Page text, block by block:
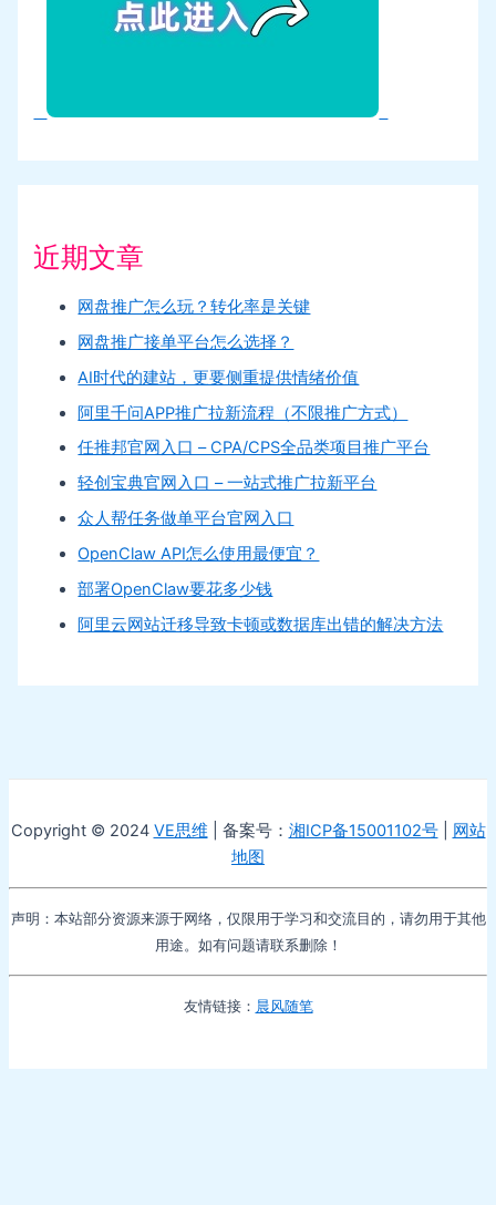
近期文章
网盘推广怎么玩？转化率是关键
网盘推广接单平台怎么选择？
AI时代的建站，更要侧重提供情绪价值
阿里千问APP推广拉新流程（不限推广方式）
任推邦官网入口 – CPA/CPS全品类项目推广平台
轻创宝典官网入口 – 一站式推广拉新平台
众人帮任务做单平台官网入口
OpenClaw API怎么使用最便宜？
部署OpenClaw要花多少钱
阿里云网站迁移导致卡顿或数据库出错的解决方法
Copyright © 2024 VE思维 | 备案号： 湘ICP备15001102号| 网站
地图
声明：本站部分资源来源于网络，仅限用于学习和交流目的，请勿用于其他
用途。如有问题请联系删除！
友情链接： 晨风随笔